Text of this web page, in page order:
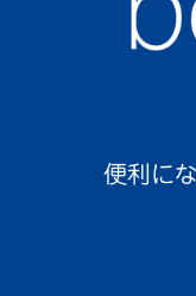
便利に